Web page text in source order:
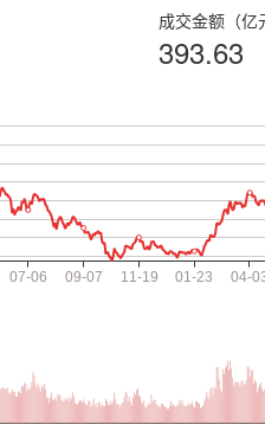
成交金额（亿
393.63